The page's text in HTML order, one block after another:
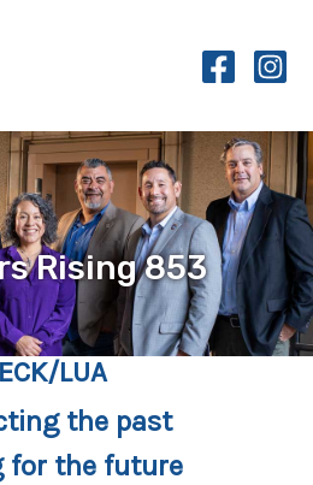
Rising 853
LUA
the past
for the future